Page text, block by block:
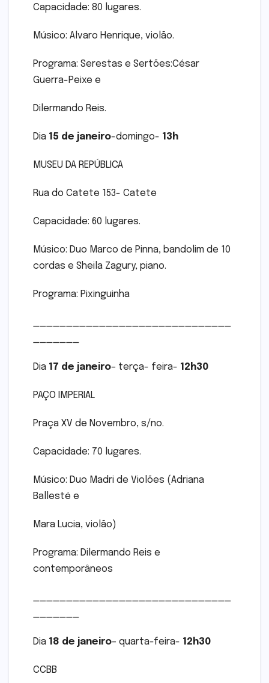
Capacidade: 80 lugares.
Músico: Alvaro Henrique, violão.
Programa: Serestas e Sertões:César
Guerra-Peixe e
Dilermando Reis.
Dia 15 de janeiro-domingo- 13h
MUSEU DA REPÚBLICA
Rua do Catete 153- Catete
Capacidade: 60 lugares.
Músico: Duo Marco de Pinna, bandolim de 10
cordas e Sheila Zagury, piano.
Programa: Pixinguinha
Dia 17 de janeiro– terça- feira- 12h30
PAÇO IMPERIAL
Praça XV de Novembro, s/no.
Capacidade: 70 lugares.
Músico: Duo Madri de Violões (Adriana
Ballesté e
Mara Lucia, violão)
Programa: Dilermando Reis e
contemporâneos
Dia 18 de janeiro– quarta-feira- 12h30
CCBB